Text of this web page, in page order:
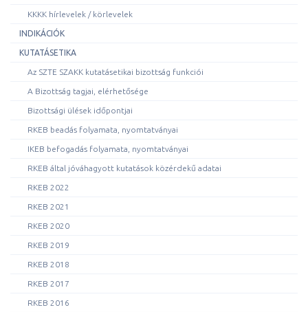
KKKK hírlevelek / körlevelek
INDIKÁCIÓK
KUTATÁSETIKA
Az SZTE SZAKK kutatásetikai bizottság funkciói
A Bizottság tagjai, elérhetősége
Bizottsági ülések időpontjai
RKEB beadás folyamata, nyomtatványai
IKEB befogadás folyamata, nyomtatványai
RKEB által jóváhagyott kutatások közérdekű adatai
RKEB 2022
RKEB 2021
RKEB 2020
RKEB 2019
RKEB 2018
RKEB 2017
RKEB 2016